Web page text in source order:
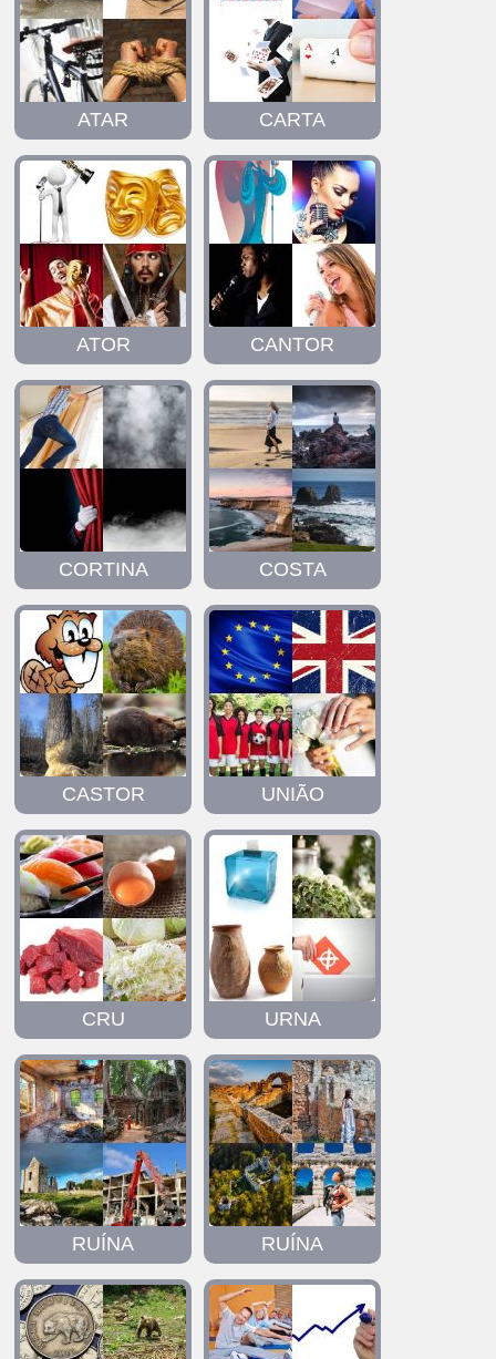
ATAR CARTA
ATOR CANTOR
CORTINA COSTA
CASTOR UNIÃO
CRU URNA
RUÍNA RUÍNA